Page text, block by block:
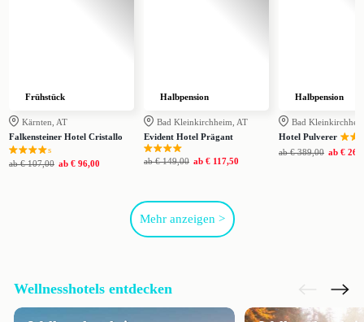
Frühstück
Kärnten, AT
Falkensteiner Hotel Cristallo
s
ab € 107,00 ab € 96,00
Halbpension
Bad Kleinkirchheim, AT
Evident Hotel Prägant
ab € 149,00 ab € 117,50
Halbpension
Bad
Hotel Pulverer
ab € 389,00 ab €
Mehr anzeigen >
Wellnesshotels entdecken